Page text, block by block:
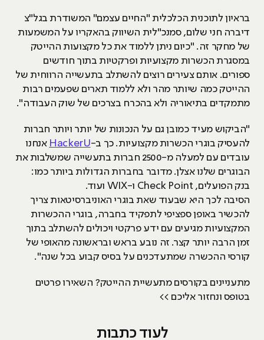
בראיון לתוכנית הכלכלית "החיים עצמם" המשודרת בגל"צ
דיברה חני שלום, סמנכ"לית השיווק בהאקריו על המשמעות
של מחקר זה. "כיום ניתן ללמוד את כל מקצועות ההייטק
במסגרת הכשרות מקצועיות ופרקטיות בתוך חודשים
ספורים. אותם צעירים רוצים להשתלב בתעשייה הרווחית של
ההייטק כמה שיותר מהר ולא ללמוד תארים שפעמים רבות
מתמקדים בתיאוריה ולא בהכרח בצרכים של שוק העבודה".
"הביקוש מעיד כמובן גם על הנכונות של יותר ויותר חברות
להעסיק בוגרי הכשרות מקצועיות. כך ב-HackerU אנחנו
עובדים עם למעלה מ-2500 חברות בתעשייה שמשלבות את
הבוגרים שלנו אצלן. מדובר בחברות הגדולות ביותר כמו:
בנק הפועלים, Check Point ו-WIX ועוד.
הסיבה לכך היא שבעוד שאת בוגרי האוניברסיטאות צריך
להכשיר באופן ספציפי לתפקיד בחברה, בוגרי ההכשרות
המקצועיות מגיעים עם ידע פרקטי ויכולים להשתלב בתוך
זמן הרבה יותר קצר. זה נובע בראש ובראשונה מהאופי של
קורסי ההכשרה שמתעדכנים על בסיס קבוע בכל שנה".
מתעניינים בקורסים מתעשיית ההייטק? השאירו פרטים
בטופס ונחזור אליכם >>
לעוד כתבות